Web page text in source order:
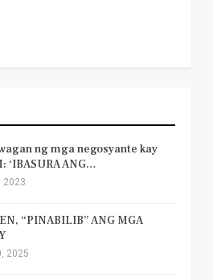
ng mga negosyante kay
‘IBASURA ANG…
2023
“PINABILIB” ANG MGA
2025